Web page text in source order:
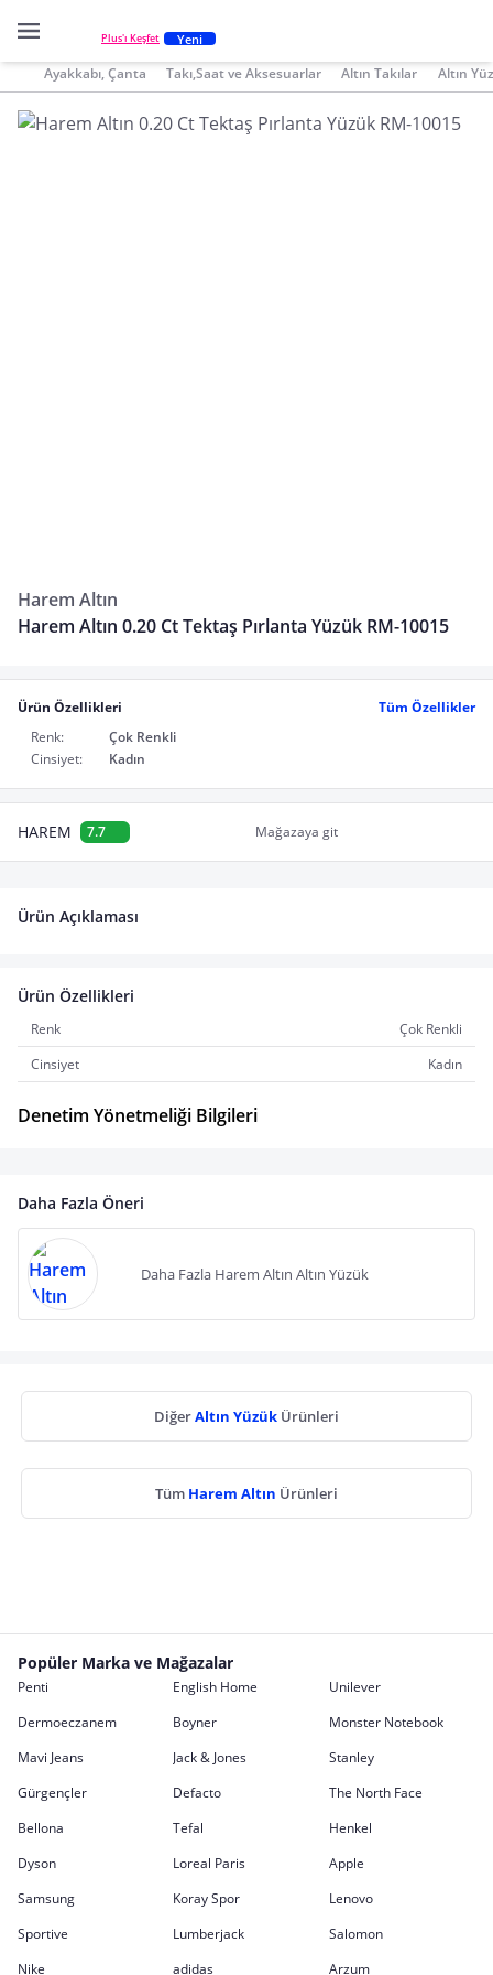
Plus'ı Keşfet Yeni
Ayakkabı, Çanta Takı,Saat ve Aksesuarlar Altın Takılar Altın
Harem Altın
Harem Altın 0.20 Ct Tektaş Pırlanta Yüzük RM-10015
Ürün Özellikleri
Tüm Özellikler
Renk:
Çok Renkli
Cinsiyet:
Kadın
HAREM 7.7 Mağazaya git
Ürün Açıklaması
Ürün Özellikleri
Renk
Çok Renkli
Cinsiyet
Kadın
Denetim Yönetmeliği Bilgileri
Daha Fazla Öneri
Daha Fazla Harem Altın Altın Yüzük
DiğerAltın Yüzük Ürünleri
Tüm Harem Altın Ürünleri
Popüler Marka ve Mağazalar
Penti English Home
Unilever
Dermoeczanem
Boyner
Monster Notebook
Mavi Jeans
Jack & Jones
Stanley
Gürgençler
Defacto
The North Face
Bellona
Tefal
Henkel
Dyson
Loreal Paris
Apple
Samsung
Koray Spor
Lenovo
Sportive
Lumberjack
Salomon
Nike
adidas Arzum